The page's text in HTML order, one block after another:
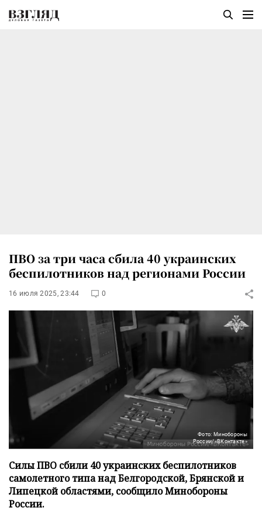
ПВО за три часа сбила 40 украинских
беспилотников над регионами России
16 июля 2025, 23:44 0
Фото: Минобороны
России/«ВКонтакте»
Силы ПВО сбили 40 украинских беспилотников
самолетного типа над Белгородской, Брянской и
Липецкой областями, сообщило Минобороны
России.